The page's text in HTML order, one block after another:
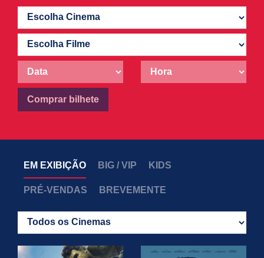
Comprar bilhete
EM EXIBIÇÃO BIG / VIP KIDS
PRÉ-VENDAS BREVEMENTE